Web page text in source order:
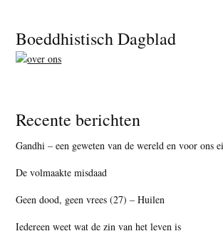
Footer
Boeddhistisch Dagblad
Recente berichten
Gandhi – een geweten van de wereld en voor ons
De volmaakte misdaad
Geen dood, geen vrees (27) – Huilen
Iedereen weet wat de zin van het leven is